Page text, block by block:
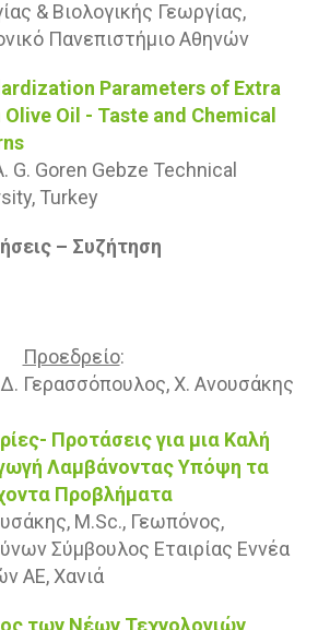
& Βιολογικής Γεωργίας,
Πανεπιστήμιο Αθηνών
Parameters of Extra
Oil - Taste and Chemical
G. Goren Gebze Technical
Turkey
– Συζήτηση
Προεδρείο:
Γερασσόπουλος, Χ. Ανουσάκης
Προτάσεις για μια Καλή
Λαμβάνοντας Υπόψη τα
Προβλήματα
M.Sc., Γεωπόνος,
Σύμβουλος Εταιρίας Εννέα
ΑΕ, Χανιά
των Νέων Τεχνολογιών